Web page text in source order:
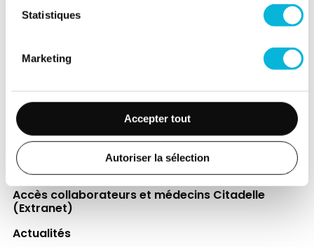
Statistiques
Marketing
Accepter tout
Autoriser la sélection
financer des projets qui améliorent
directement le bien-être des patients et
Découvrir la Fondation
Espace Patient
Professionnels de la santé
Jobs
Accès collaborateurs et médecins Citadelle
(Extranet)
Actualités